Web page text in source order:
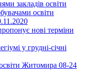
закладів освіти
освіти
нові терміни
у грудні-січні
Житомира 08-24